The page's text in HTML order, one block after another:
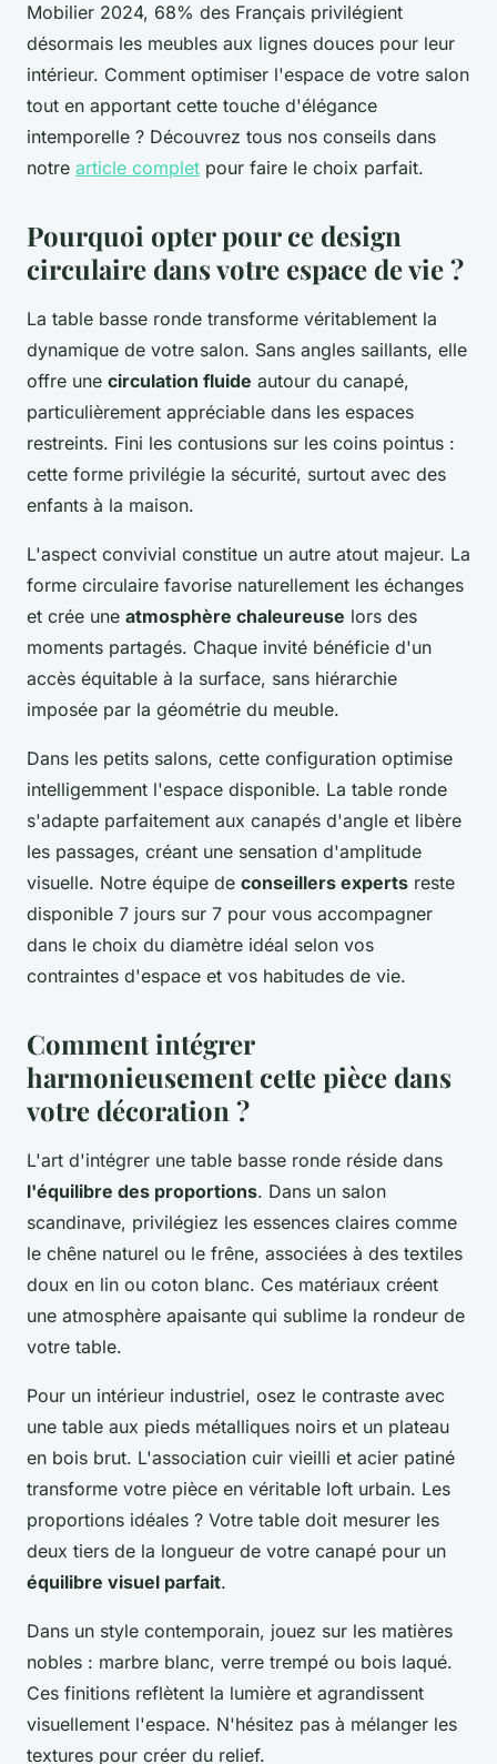
Mobilier 2024, 68% des Français privilégient
désormais les meubles aux lignes douces pour leur
intérieur. Comment optimiser l'espace de votre salon
tout en apportant cette touche d'élégance
intemporelle ? Découvrez tous nos conseils dans
notre article complet pour faire le choix parfait.
Pourquoi opter pour ce design
circulaire dans votre espace de vie ?
La table basse ronde transforme véritablement la
dynamique de votre salon. Sans angles saillants, elle
offre une circulation fluide autour du canapé,
particulièrement appréciable dans les espaces
restreints. Fini les contusions sur les coins pointus :
cette forme privilégie la sécurité, surtout avec des
enfants à la maison.
L'aspect convivial constitue un autre atout majeur. La
forme circulaire favorise naturellement les échanges
et crée une atmosphère chaleureuse lors des
moments partagés. Chaque invité bénéficie d'un
accès équitable à la surface, sans hiérarchie
imposée par la géométrie du meuble.
Dans les petits salons, cette configuration optimise
intelligemment l'espace disponible. La table ronde
s'adapte parfaitement aux canapés d'angle et libère
les passages, créant une sensation d'amplitude
visuelle. Notre équipe de conseillers experts reste
disponible 7 jours sur 7 pour vous accompagner
dans le choix du diamètre idéal selon vos
contraintes d'espace et vos habitudes de vie.
Comment intégrer
harmonieusement cette pièce dans
votre décoration ?
L'art d'intégrer une table basse ronde réside dans
l'équilibre des proportions. Dans un salon
scandinave, privilégiez les essences claires comme
le chêne naturel ou le frêne, associées à des textiles
doux en lin ou coton blanc. Ces matériaux créent
une atmosphère apaisante qui sublime la rondeur de
votre table.
Pour un intérieur industriel, osez le contraste avec
une table aux pieds métalliques noirs et un plateau
en bois brut. L'association cuir vieilli et acier patiné
transforme votre pièce en véritable loft urbain. Les
proportions idéales ? Votre table doit mesurer les
deux tiers de la longueur de votre canapé pour un
équilibre visuel parfait.
Dans un style contemporain, jouez sur les matières
nobles : marbre blanc, verre trempé ou bois laqué.
Ces finitions reflètent la lumière et agrandissent
visuellement l'espace. N'hésitez pas à mélanger les
textures pour créer du relief.